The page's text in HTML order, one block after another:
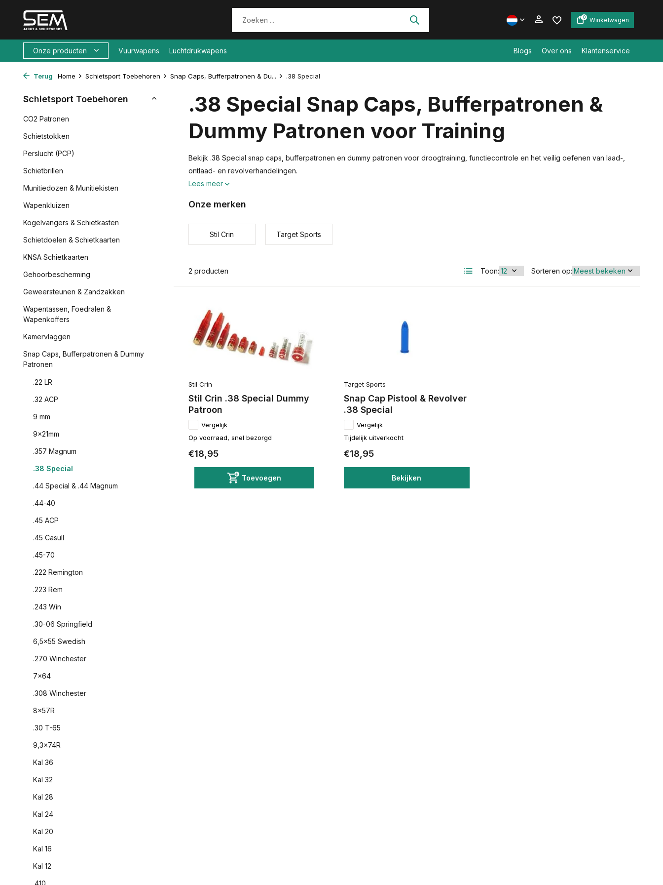
Account aanmaken
0 Winkelwagen
Onze producten Vuurwapens Luchtdrukwapens Blogs Over ons Klantenservice
Terug Home Schietsport Toebehoren Snap Caps, Bufferpatronen & Du... .38 Special
Schietsport Toebehoren
CO2 Patronen
Schietstokken
Perslucht (PCP)
Schietbrillen
Munitiedozen & Munitiekisten
Wapenkluizen
Kogelvangers & Schietkasten
Schietdoelen & Schietkaarten
KNSA Schietkaarten
Gehoorbescherming
Geweersteunen & Zandzakken
Wapentassen, Foedralen &
Wapenkoffers
Kamervlaggen
Snap Caps, Bufferpatronen & Dummy
Patronen
.22 LR
.32 ACP
9 mm
9x21mm
.357 Magnum
.38 Special
.44 Special & .44 Magnum
.44-40
.45 ACP
.45 Casull
.45-70
.222 Remington
.223 Rem
.243 Win
.30-06 Springfield
6,5x55 Swedish
.270 Winchester
7x64
.308 Winchester
8x57R
.30 T-65
9,3x74R
Kal 36
Kal 32
Kal 28
Kal 24
Kal 20
Kal 16
Kal 12
.410
.38 Special Snap Caps, Bufferpatronen &
Dummy Patronen voor Training
Bekijk .38 Special snap caps, bufferpatronen en dummy patronen voor droogtraining, functiecontrole en het veilig oefenen van laad-,
ontlaad- en revolverhandelingen.
Lees meer
Onze merken
Stil Crin Target Sports
2 producten Toon: Sorteren op:
Stil Crin
Stil Crin .38 Special Dummy
Patroon
Vergelijk
Op voorraad, snel bezorgd
€18,95
Toevoegen
Target Sports
Snap Cap Pistool & Revolver
.38 Special
Vergelijk
Tijdelijk uitverkocht
€18,95
Bekijken